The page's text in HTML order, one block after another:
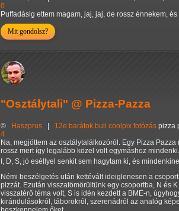
0
Puffadásig ettem magam, jaj, jaj, de rossz énnekem,
Mit gondolsz?
"Osztálytali" @ Pizza-Pazza
© Haszprus | 12e barátok buli coolpix fotózás pizza
4
Na, megjöttem az osztálytalálkozóról. Egy Pizza
rossz mert így legalább közel volt egymáshoz
I, D, S, jó eséllyel senkit sem hagytam ki, és
Némi beszélgetés után kettévált ideiglenesen a
pizzát. Ezután visszatömörültünk egy csoportba, N és
visszatérő téma volt, S is idén kezdett a BME-n,
kirándulásokról, táborokról, szerenádról az analóg